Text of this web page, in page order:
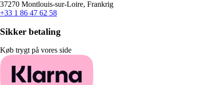
37270 Montlouis-sur-Loire, Frankrig
+33 1 86 47 62 58
Sikker betaling
Køb trygt på vores side